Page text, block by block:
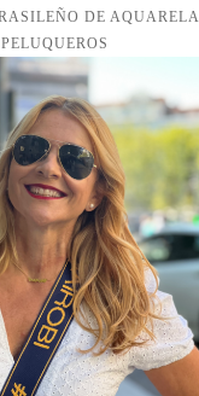
DE AQUARELA
PELUQUEROS